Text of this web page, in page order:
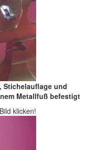
Stichelauflage und
Metallfuß befestigt
klicken!